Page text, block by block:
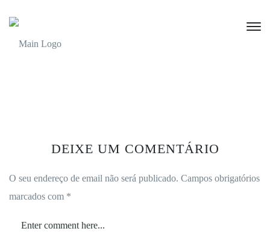
DEIXE UM COMENTÁRIO
O seu endereço de email não será publicado. Campos obrigatórios
marcados com *